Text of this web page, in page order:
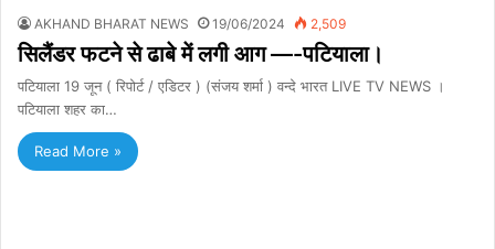
AKHAND BHARAT NEWS 19/06/2024 2,509
सिलैंडर फटने से ढाबे में लगी आग —-पटियाला।
पटियाला 19 जून ( रिपोर्ट / एडिटर ) (संजय शर्मा ) वन्दे भारत LIVE TV NEWS ।
पटियाला शहर का…
Read More »